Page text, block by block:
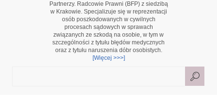
Partnerzy. Radcowie Prawni (BFP) z siedzibą
w Krakowie. Specjalizuje się w reprezentacji
osób poszkodowanych w cywilnych
procesach sądowych w sprawach
związanych ze szkodą na osobie, w tym w
szczególności z tytułu błędów medycznych
oraz z tytułu naruszenia dóbr osobistych.
[Więcej >>>]